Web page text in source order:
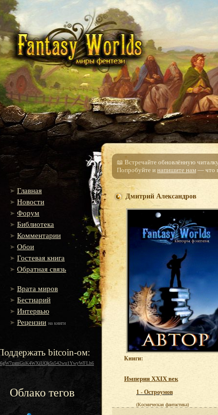
Главная
Новости
Форум
Библиотека
Комментарии
Обои
Гостевая книга
Обратная связь
Врата миров
Бестиарий
Интервью
Рецензии на книги
bitcoin-ом:
Облако тегов
📖 Встречайте обновлённую
Попробуйте и напишите нам — что
Дмитрий Александров
Книги:
Империя XXIX век
1 - Остроумов
(Космическая фантастика)